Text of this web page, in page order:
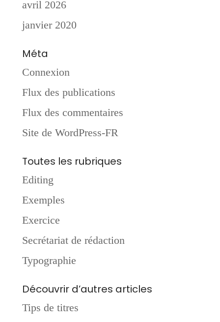
avril 2026
janvier 2020
Méta
Connexion
Flux des publications
Flux des commentaires
Site de WordPress-FR
Toutes les rubriques
Editing
Exemples
Exercice
Secrétariat de rédaction
Typographie
Découvrir d’autres articles
Tips de titres